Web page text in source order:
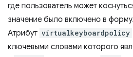
где пользователь может
значение было включено в
Атрибут virtualkeyboardpolicy
ключевыми словами которого